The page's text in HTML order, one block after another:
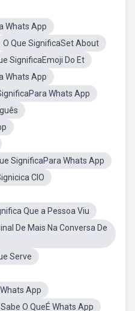
Whats App
O Que SignificaSet About
SignificaEmoji Do Et
Whats App
Whats App
SignificaPara Whats App
CIO
Que a Pessoa Viu
De Mais Na Conversa De
Serve
App
O QueÉ Whats App